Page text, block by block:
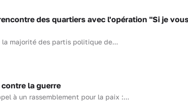
des quartiers avec l'opération "Si je
la majorité des partis politique de...
la guerre
à un rassemblement pour la paix :...